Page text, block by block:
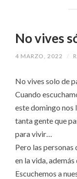
No vives
4 MARZO, 2022 /
No vives solo de
Cuando
este domingo nos
tanta gente que
para vivir…
Pero las personas
en la vida,
Escuchemos a